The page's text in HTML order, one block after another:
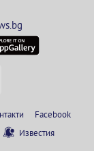
Facebook
Известия